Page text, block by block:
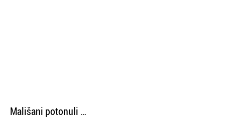
Mališani potonuli …